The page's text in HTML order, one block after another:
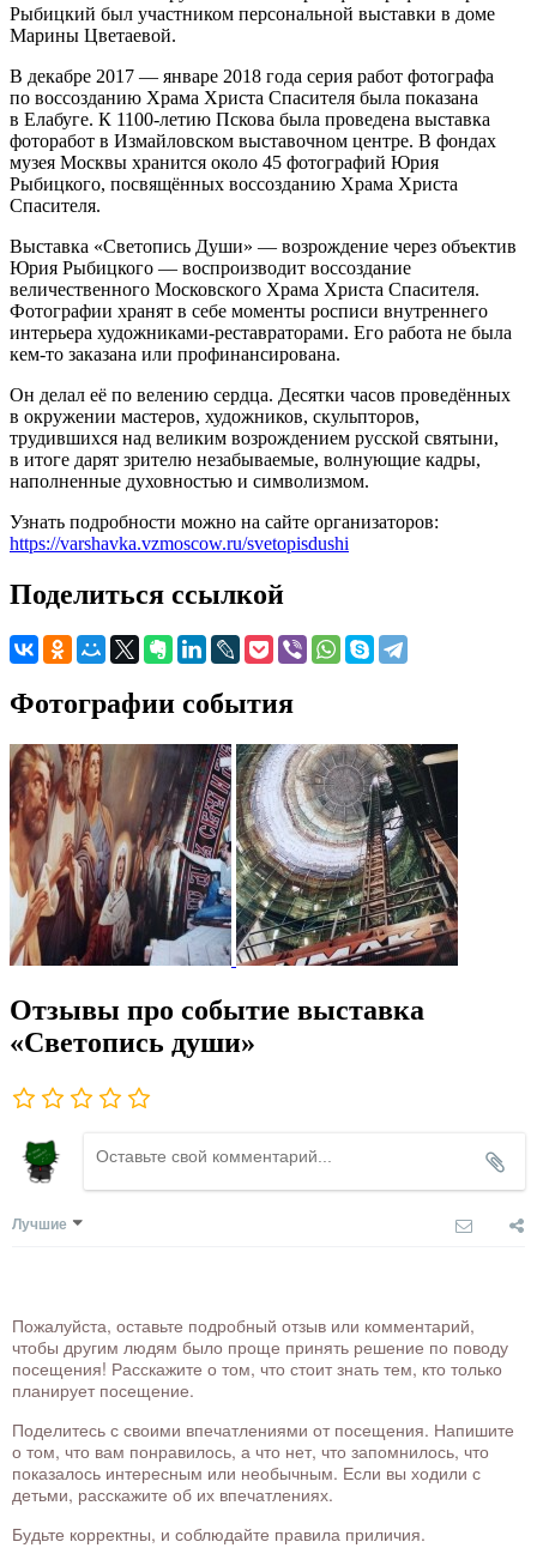
Рыбицкий был участником персональной выставки в доме
Марины Цветаевой.
В декабре 2017 — январе 2018 года серия работ фотографа
по воссозданию Храма Христа Спасителя была показана
в Елабуге. К 1100-летию Пскова была проведена выставка
фоторабот в Измайловском выставочном центре. В фондах
музея Москвы хранится около 45 фотографий Юрия
Рыбицкого, посвящённых воссозданию Храма Христа
Спасителя.
Выставка «Светопись Души» — возрождение через объектив
Юрия Рыбицкого — воспроизводит воссоздание
величественного Московского Храма Христа Спасителя.
Фотографии хранят в себе моменты росписи внутреннего
интерьера художниками-реставраторами. Его работа не была
кем-то заказана или профинансирована.
Он делал её по велению сердца. Десятки часов проведённых
в окружении мастеров, художников, скульпторов,
трудившихся над великим возрождением русской святыни,
в итоге дарят зрителю незабываемые, волнующие кадры,
наполненные духовностью и символизмом.
Узнать подробности можно на сайте организаторов:
https://varshavka.vzmoscow.ru/svetopisdushi
Поделиться ссылкой
Фотографии события
Отзывы про событие выставка
«Светопись души»
Лучшие
Пожалуйста, оставьте подробный отзыв или комментарий,
чтобы другим людям было проще принять решение по поводу
посещения! Расскажите о том, что стоит знать тем, кто только
планирует посещение.
Поделитесь с своими впечатлениями от посещения. Напишите
о том, что вам понравилось, а что нет, что запомнилось, что
показалось интересным или необычным. Если вы ходили с
детьми, расскажите об их впечатлениях.
Будьте корректны, и соблюдайте правила приличия.